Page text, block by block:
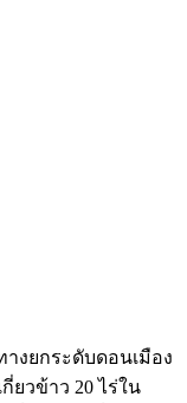
งยกระดับดอนเมือง
ยวข้าว 20 ไร่ใน